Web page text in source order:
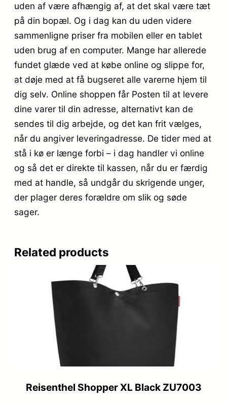
uden af være afhængig af, at det skal være tæt
på din bopæl. Og i dag kan du uden videre
sammenligne priser fra mobilen eller en tablet
uden brug af en computer. Mange har allerede
fundet glæde ved at købe online og slippe for,
at døje med at få bugseret alle varerne hjem til
dig selv. Online shoppen får Posten til at levere
dine varer til din adresse, alternativt kan de
sendes til dig arbejde, og det kan frit vælges,
når du angiver leveringadresse. De tider med at
stå i kø er længe forbi – i dag handler vi online
og så det er direkte til kassen, når du er færdig
med at handle, så undgår du skrigende unger,
der plager deres forældre om slik og søde
sager.
Related products
Reisenthel Shopper XL Black ZU7003